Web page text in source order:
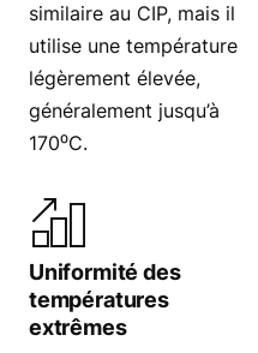
similaire au CIP, mais il
utilise une température
légèrement élevée,
généralement jusqu’à
170⁰C.
Uniformité des
températures
extrêmes